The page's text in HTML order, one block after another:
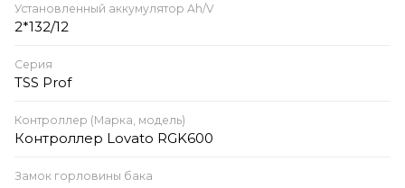
Установленный аккумулятор Ah/V
2*132/12
Серия
TSS Prof
Контроллер (Марка, модель)
Контроллер Lovato RGK600
Замок горловины бака